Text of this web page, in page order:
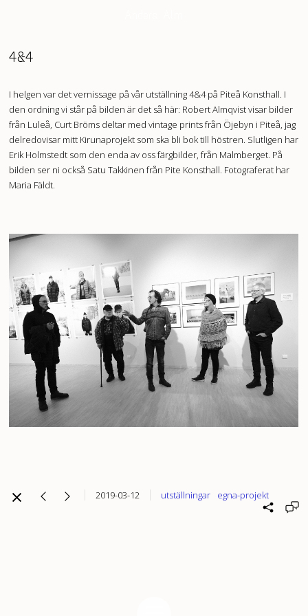
4&4
I helgen var det vernissage på vår utställning 4&4 på Piteå Konsthall. I
den ordning vi står på bilden är det så här: Robert Almqvist visar bilder
från Luleå, Curt Bröms deltar med vintage prints från Öjebyn i Piteå, jag
delredovisar mitt Kirunaprojekt som ska bli bok till höstren. Slutligen har
Erik Holmstedt som den enda av oss färgbilder, från Malmberget. På
bilden ser ni också Satu Takkinen från Pite Konsthall. Fotograferat har
Maria Fäldt.
2019-03-12 utställningar egna-projekt